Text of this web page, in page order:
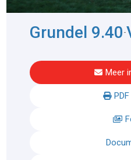
Grundel 9.40-
Meer